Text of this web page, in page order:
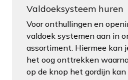
Valdoeksysteem huren
Voor onthullingen en
valdoek systemen aan in
assortiment. Hiermee kan
het oog onttrekken
op de knop het gordijn